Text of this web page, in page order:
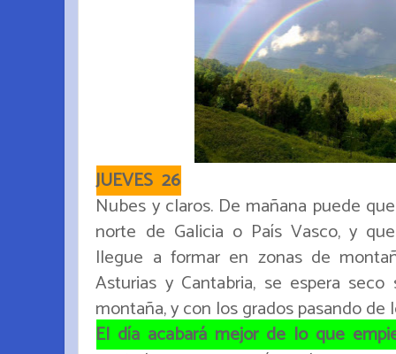
JUEVES 26
Nubes y claros. De mañana puede
norte de Galicia o País Vasco, y
llegue a formar en zonas de
Asturias y Cantabria, se espera
montaña, y con los grados pasando
El día acabará mejor de lo que